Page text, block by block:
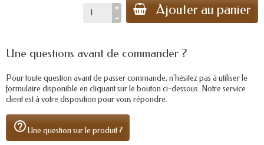
Ajouter au panier
Une questions avant de commander ?
Pour toute question avant de passer commande, n'hésitez pas à utiliser le
formulaire disponible en cliquant sur le bouton ci-dessous. Notre service
client est à votre disposition pour vous répondre.
help_outlineUne question sur le produit ?